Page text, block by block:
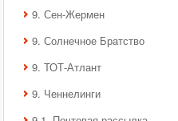
9. Сен-Жермен
9. Солнечное Братство
9. ТОТ-Атлант
9. Ченнелинги